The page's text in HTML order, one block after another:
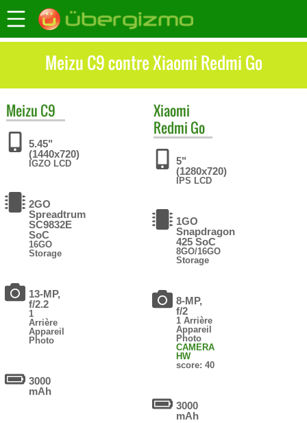
Meizu C9 contre Xiaomi Redmi Go
Meizu C9
5.45"
(1440x720)
IGZO LCD
2GO
Spreadtrum
SC9832E
SoC
16GO
Storage
13-MP,
f/2.2
1
Arrière
Appareil
Photo
3000
mAh
Xiaomi
Redmi Go
5"
(1280x720)
IPS LCD
1GO
Snapdragon
425 SoC
8GO/16GO
Storage
8-MP,
f/2
1 Arrière
Appareil
Photo
CAMERA
HW
score: 40
3000
mAh